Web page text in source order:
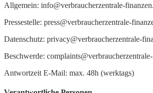
Allgemein: info@verbraucherzentrale-
Pressestelle: press@verbraucherzentrale-
Datenschutz: privacy@verbraucherzentrale-
Beschwerde:
Antwortzeit E-Mail: max. 48h (werktags)